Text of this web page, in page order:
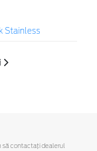
Stainless
să contactaţi dealerul